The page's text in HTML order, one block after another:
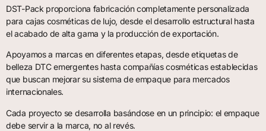
DST-Pack proporciona fabricación completamente personalizada
para cajas cosméticas de lujo, desde el desarrollo estructural hasta
el acabado de alta gama y la producción de exportación.
Apoyamos a marcas en diferentes etapas, desde etiquetas de
belleza DTC emergentes hasta compañías cosméticas establecidas
que buscan mejorar su sistema de empaque para mercados
internacionales.
Cada proyecto se desarrolla basándose en un principio: el empaque
debe servir a la marca, no al revés.